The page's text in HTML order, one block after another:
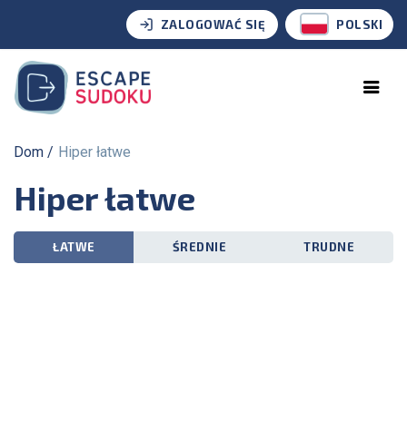
ZALOGOWAĆ SIĘ POLSKI
Dom Hiper łatwe
Hiper łatwe
ŁATWE ŚREDNIE TRUDNE